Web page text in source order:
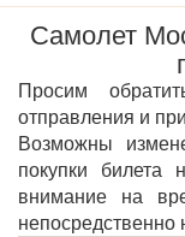
Самолет
Просим
отправления и
Возможны
покупки билета
внимание на